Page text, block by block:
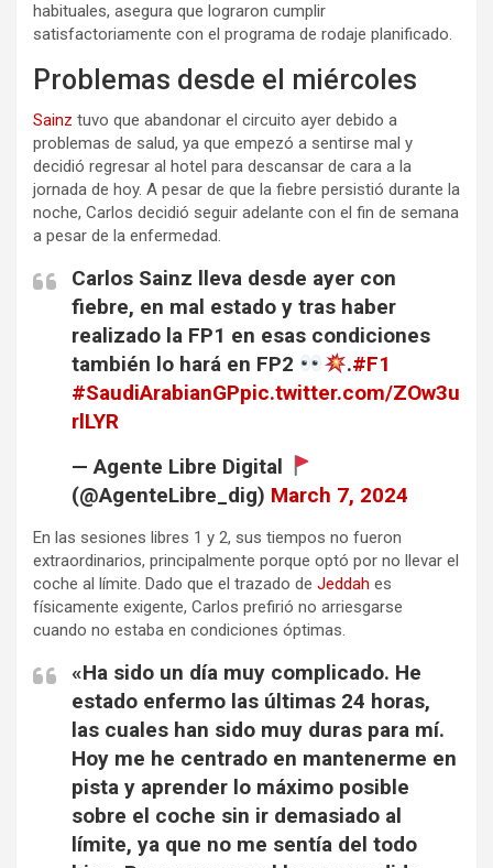
habituales, asegura que lograron cumplir
satisfactoriamente con el programa de rodaje planificado.
Problemas desde el miércoles
Sainz tuvo que abandonar el circuito ayer debido a
problemas de salud, ya que empezó a sentirse mal y
decidió regresar al hotel para descansar de cara a la
jornada de hoy. A pesar de que la fiebre persistió durante la
noche, Carlos decidió seguir adelante con el fin de semana
a pesar de la enfermedad.
Carlos Sainz lleva desde ayer con
fiebre, en mal estado y tras haber
realizado la FP1 en esas condiciones
también lo hará en FP2
.#F1
#SaudiArabianGPpic.twitter.com/ZOw3u
rlLYR
— Agente Libre Digital
(@AgenteLibre_dig) March 7, 2024
En las sesiones libres 1 y 2, sus tiempos no fueron
extraordinarios, principalmente porque optó por no llevar el
coche al límite. Dado que el trazado de Jeddah es
físicamente exigente, Carlos prefirió no arriesgarse
cuando no estaba en condiciones óptimas.
«Ha sido un día muy complicado. He
estado enfermo las últimas 24 horas,
las cuales han sido muy duras para mí.
Hoy me he centrado en mantenerme en
pista y aprender lo máximo posible
sobre el coche sin ir demasiado al
límite, ya que no me sentía del todo